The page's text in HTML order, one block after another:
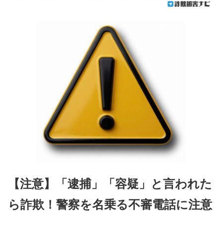
【注意】「逮捕」「容疑」と言われた
ら詐欺！警察を名乗る不審電話に注意